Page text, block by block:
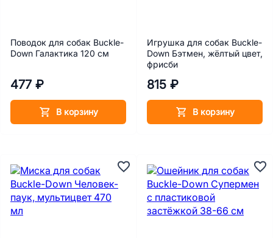
Поводок для собак Buckle-
Down Галактика 120 см
477 ₽
В корзину
Игрушка для собак Buckle-
Down Бэтмен, жёлтый цвет,
фрисби
815 ₽
В корзину